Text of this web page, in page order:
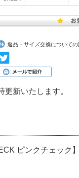
返品・サイズ交換について
新いたします。
ピンクチェック